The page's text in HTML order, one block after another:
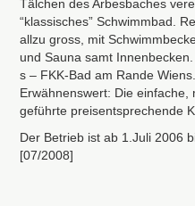
Tälchen des Arbesbaches
“klassisches” Schwimmbad.
allzu gross, mit
und Sauna samt
s – FKK-Bad am Rande Wiens.
Erwähnenswert: Die
geführte preisentsprechende
Der Betrieb ist ab 1.Juli 2006
[07/2008]